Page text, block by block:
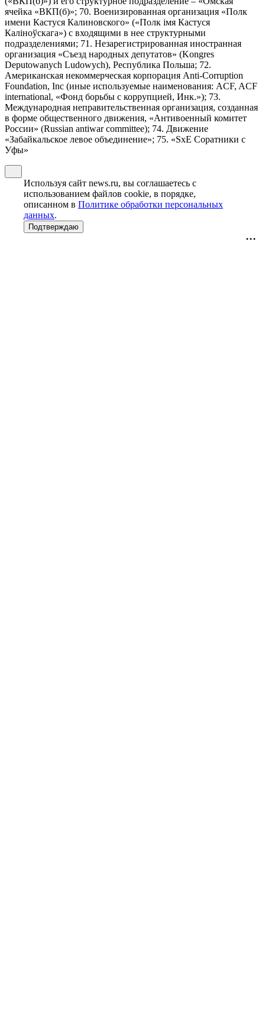
ячейка «ВКП(б)»; 70. Военизированная организация «Полк
имени Кастуся Калиновского» («Полк iмя Кастуся
Калiноўскага») с входящими в нее структурными
подразделениями; 71. Незарегистрированная иностранная
организация «Съезд народных депутатов» (Kongres
Deputowanych Ludowych), Республика Польша; 72.
Американская некоммерческая корпорация Anti-Corruption
Foundation, Inc (иные используемые наименования: ACF, ACF
international, «Фонд борьбы с коррупцией, Инк.»); 73.
Международная неправительственная организация, созданная
в форме общественного движения, «Антивоенный комитет
России» (Russian antiwar committee); 74. Движение
«Забайкальское левое объединение»; 75. «SxE Соратники с
Уфы»
Используя сайт news.ru, вы соглашаетесь с
использованием файлов cookie, в порядке,
описанном в Политике обработки персональных
данных.
Подтверждаю